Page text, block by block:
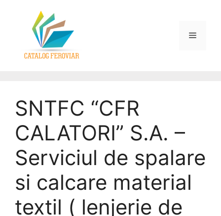
SNTFC “CFR
CALATORI” S.A. –
Serviciul de spalare
si calcare material
textil ( lenjerie de